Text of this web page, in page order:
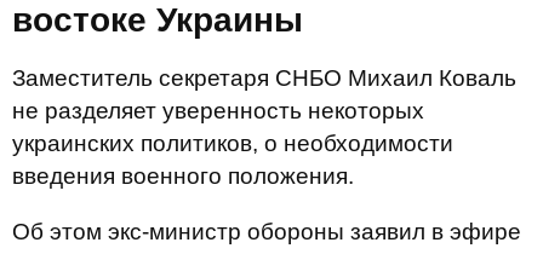
востоке Украины
Заместитель секретаря СНБО Михаил Коваль
не разделяет уверенность некоторых
украинских политиков, о необходимости
введения военного положения.
Об этом экс-министр обороны заявил в эфире